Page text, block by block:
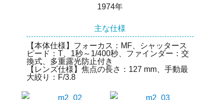
1974年
主な仕様
【本体仕様】フォーカス：MF、シャッタース
ピード：T、1秒～1/400秒、ファインダー：交
換式、多重露光防止付き
【レンズ仕様】焦点の長さ：127 mm、手動最
大絞り：F/3.8